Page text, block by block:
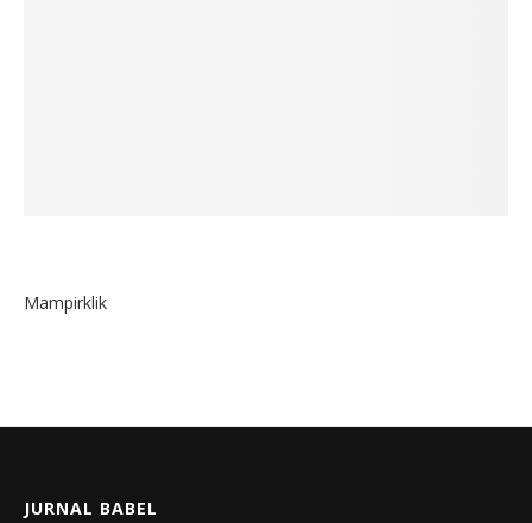
Mampirklik
JURNAL BABEL